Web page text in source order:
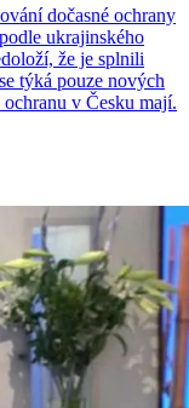
dočasné ochrany
ukrajinského
že je splnili
týká pouze nových
v Česku mají.